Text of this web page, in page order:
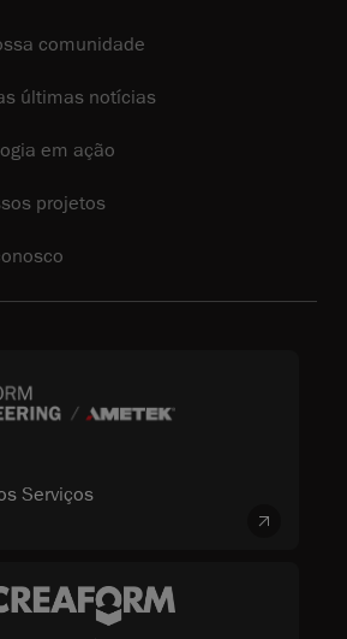
comunidade
últimas notícias
em ação
projetos
Serviços